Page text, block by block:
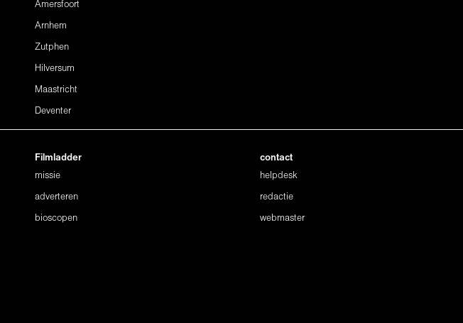
Amersfoort
Arnhem
Zutphen
Hilversum
Maastricht
Deventer
Filmladder
missie
adverteren
bioscopen
contact
helpdesk
redactie
webmaster